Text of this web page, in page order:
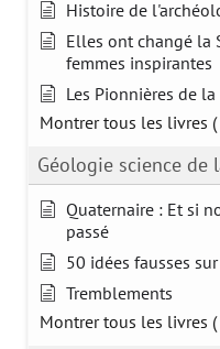
Histoire de
Elles ont changé la
femmes inspirantes
Les Pionnières de
Montrer tous les livres
Géologie science de
Quaternaire : Et si
passé
50 idées fausses
Tremblements
Montrer tous les livres